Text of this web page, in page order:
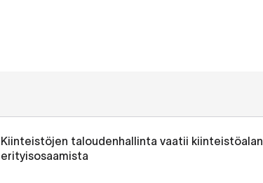
Kiinteistöjen taloudenhallinta vaatii kiinteistöalan
erityisosaamista